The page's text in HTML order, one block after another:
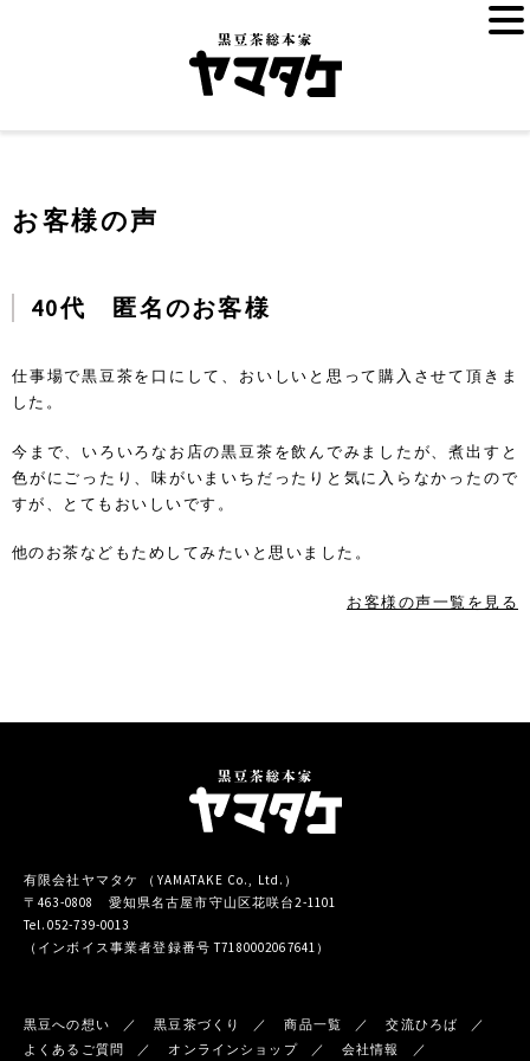
お客様の声
40代 匿名のお客様
仕事場で黒豆茶を口にして、おいしいと思って購入させて頂きま
した。
今まで、いろいろなお店の黒豆茶を飲んでみましたが、煮出すと
色がにごったり、味がいまいちだったりと気に入らなかったので
すが、とてもおいしいです。
他のお茶などもためしてみたいと思いました。
お客様の声一覧を見る
有限会社ヤマタケ （YAMATAKE Co., Ltd.）
〒463-0808 愛知県名古屋市守山区花咲台2-1101
Tel.052-739-0013
（インボイス事業者登録番号 T7180002067641）
黒豆への想い 黒豆茶づくり 商品一覧
交流ひろば
よくあるご質問
オンラインショップ 会社情報